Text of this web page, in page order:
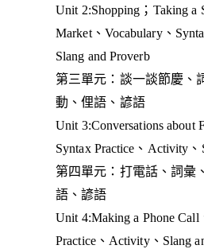
Unit 2:Shopping；Taking a
Market、Vocabulary、
Slang and Proverb
第三單元：談一談節慶、
動、俚語、諺語
Unit 3:Conversations about
Syntax Practice、Activity、
第四單元：打電話、詞彙
語、諺語
Unit 4:Making a Phone Call
Practice、Activity、Slang